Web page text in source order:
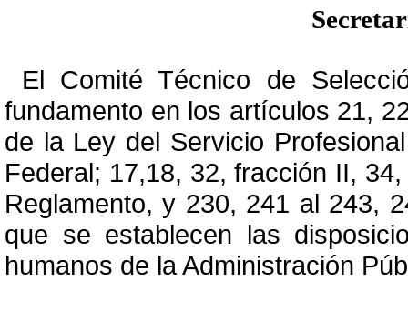
El Comité Técnico de
fundamento en los artículos 21,
de la Ley del Servicio
Federal; 17,18, 32, fracción II,
Reglamento, y 230, 241 al 243,
que se establecen las
humanos de la Administración